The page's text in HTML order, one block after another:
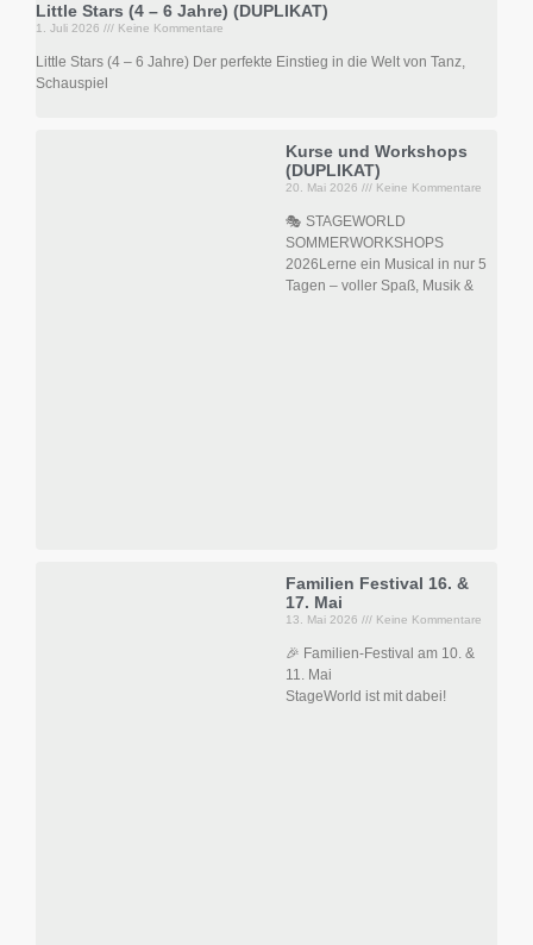
Little Stars (4 – 6 Jahre) (DUPLIKAT)
1. Juli 2026 Keine Kommentare
Little Stars (4 – 6 Jahre) Der perfekte Einstieg in die Welt von Tanz,
Schauspiel
Kurse und Workshops
(DUPLIKAT)
20. Mai 2026 Keine Kommentare
🎭 STAGEWORLD
SOMMERWORKSHOPS
2026Lerne ein Musical in nur 5
Tagen – voller Spaß, Musik &
Familien Festival 16. &
17. Mai
13. Mai 2026 Keine Kommentare
🎉 Familien-Festival am 10. &
11. Mai
StageWorld ist mit dabei!